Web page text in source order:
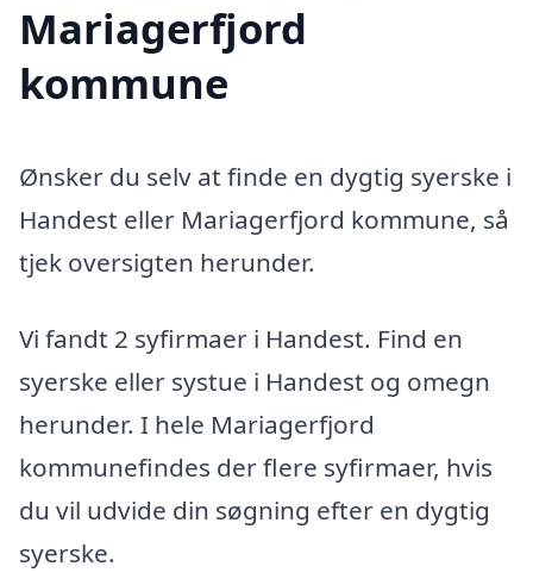
Mariagerfjord
kommune
Ønsker du selv at finde en dygtig syerske i
Handest eller Mariagerfjord kommune, så
tjek oversigten herunder.
Vi fandt 2 syfirmaer i Handest. Find en
syerske eller systue i Handest og omegn
herunder. I hele Mariagerfjord
kommunefindes der flere syfirmaer, hvis
du vil udvide din søgning efter en dygtig
syerske.